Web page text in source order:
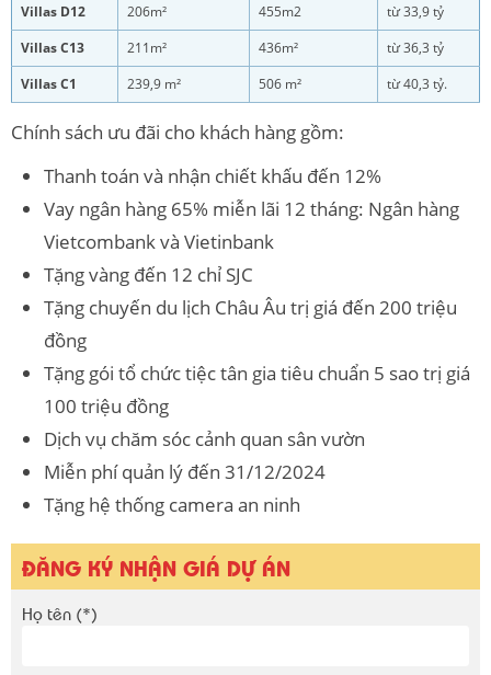
Villas D12
206m² 455m2
từ 33,9 tỷ
Villas C13
211m² 436m²
từ 36,3 tỷ
Villas C1
239,9 m² 506 m² từ 40,3 tỷ.
Chính sách ưu đãi cho khách hàng gồm:
Thanh toán và nhận chiết khấu đến 12%
Vay ngân hàng 65% miễn lãi 12 tháng: Ngân hàng
Vietcombank và Vietinbank
Tặng vàng đến 12 chỉ SJC
Tặng chuyến du lịch Châu Âu trị giá đến 200 triệu
đồng
Tặng gói tổ chức tiệc tân gia tiêu chuẩn 5 sao trị giá
100 triệu đồng
Dịch vụ chăm sóc cảnh quan sân vườn
Miễn phí quản lý đến 31/12/2024
Tặng hệ thống camera an ninh
ĐĂNG KÝ NHẬN GIÁ DỰ ÁN
Họ tên (*)